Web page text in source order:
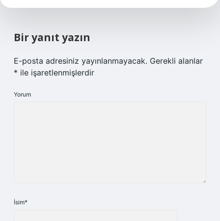
Bir yanıt yazın
E-posta adresiniz yayınlanmayacak. Gerekli alanlar
* ile işaretlenmişlerdir
Yorum
İsim*